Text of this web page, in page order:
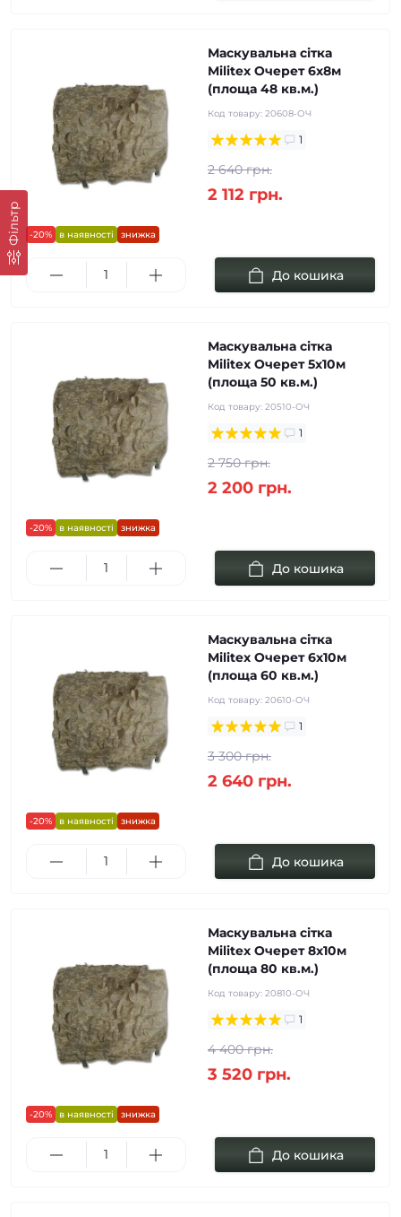
Фільтр -20% в наявності знижка
Маскувальна сітка
Militex Очерет 6х8м
(площа 48 кв.м.)
Код товару: 20608-ОЧ
1
2 640 грн.
2 112 грн.
До кошика
-20% в наявності знижка
Маскувальна сітка
Militex Очерет 5х10м
(площа 50 кв.м.)
Код товару: 20510-ОЧ
1
2 750 грн.
2 200 грн.
До кошика
-20% в наявності знижка
Маскувальна сітка
Militex Очерет 6х10м
(площа 60 кв.м.)
Код товару: 20610-ОЧ
1
3 300 грн.
2 640 грн.
До кошика
-20% в наявності знижка
Маскувальна сітка
Militex Очерет 8х10м
(площа 80 кв.м.)
Код товару: 20810-ОЧ
1
4 400 грн.
3 520 грн.
До кошика